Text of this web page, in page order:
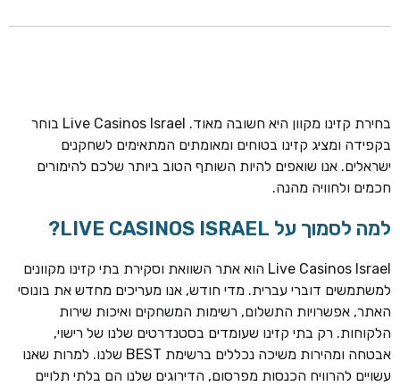
בחירת קזינו מקוון היא חשובה מאוד. Live Casinos Israel בוחר
בקפידה ומציג קזינו בטוחים ומאומתים המתאימים לשחקנים
ישראלים. אנו שואפים להיות השותף הטוב ביותר שלכם להימורים
חכמים ולחוויה מהנה.
למה לסמוך על LIVE CASINOS ISRAEL?
Live Casinos Israel הוא אתר השוואת וסקירת בתי קזינו מקוונים
למשתמשים דוברי עברית. מדי חודש, אנו מעריכים מחדש את בונוסי
האתר, אפשרויות התשלום, רשימות המשחקים ואיכות שירות
הלקוחות. רק בתי קזינו שעומדים בסטנדרטים שלנו של רישוי,
אבטחה ומהירות משיכה נכללים ברשימת BEST שלנו. למרות שאנו
עשויים להרוויח הכנסות מפרסום, הדירוגים שלנו הם בלתי תלויים